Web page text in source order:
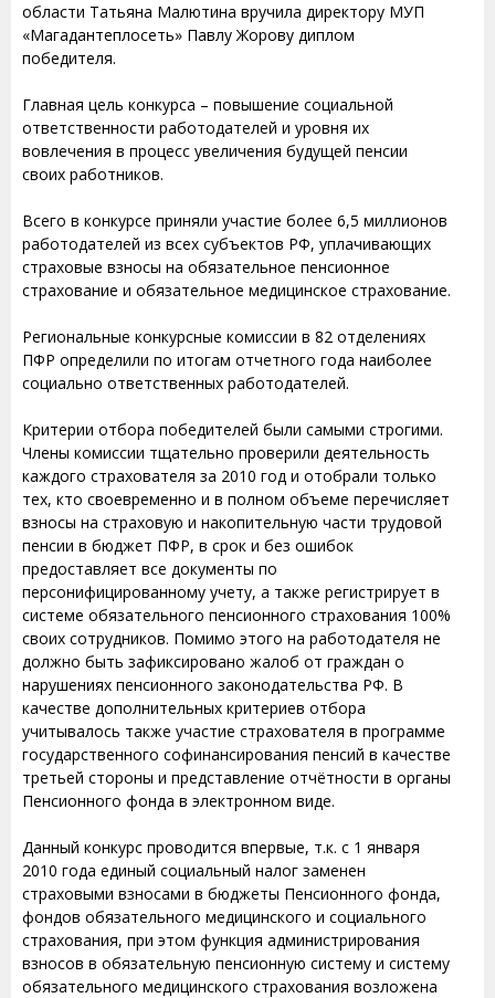
области Татьяна Малютина вручила директору МУП
«Магадантеплосеть» Павлу Жорову диплом
победителя.
Главная цель конкурса – повышение социальной
ответственности работодателей и уровня их
вовлечения в процесс увеличения будущей пенсии
своих работников.
Всего в конкурсе приняли участие более 6,5 миллионов
работодателей из всех субъектов РФ, уплачивающих
страховые взносы на обязательное пенсионное
страхование и обязательное медицинское страхование.
Региональные конкурсные комиссии в 82 отделениях
ПФР определили по итогам отчетного года наиболее
социально ответственных работодателей.
Критерии отбора победителей были самыми строгими.
Члены комиссии тщательно проверили деятельность
каждого страхователя за 2010 год и отобрали только
тех, кто своевременно и в полном объеме перечисляет
взносы на страховую и накопительную части трудовой
пенсии в бюджет ПФР, в срок и без ошибок
предоставляет все документы по
персонифицированному учету, а также регистрирует в
системе обязательного пенсионного страхования 100%
своих сотрудников. Помимо этого на работодателя не
должно быть зафиксировано жалоб от граждан о
нарушениях пенсионного законодательства РФ. В
качестве дополнительных критериев отбора
учитывалось также участие страхователя в программе
государственного софинансирования пенсий в качестве
третьей стороны и представление отчётности в органы
Пенсионного фонда в электронном виде.
Данный конкурс проводится впервые, т.к. с 1 января
2010 года единый социальный налог заменен
страховыми взносами в бюджеты Пенсионного фонда,
фондов обязательного медицинского и социального
страхования, при этом функция администрирования
взносов в обязательную пенсионную систему и систему
обязательного медицинского страхования возложена